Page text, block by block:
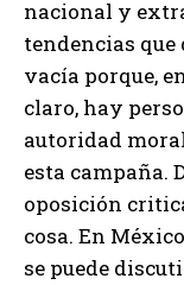
nacional y
tendencias
vacía porque,
claro, hay
autoridad
esta campaña.
oposición
cosa. En
se puede